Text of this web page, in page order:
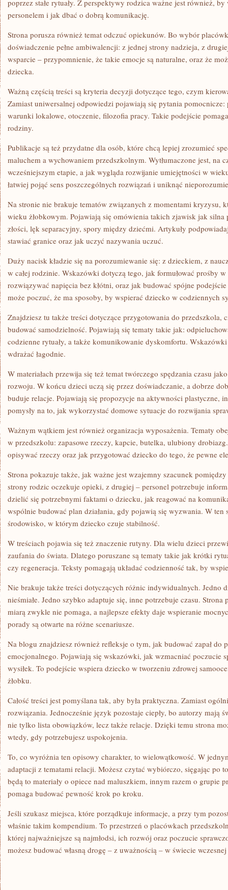
poprzez stałe rytuały. Z perspektywy rodzica ważne jest również,
personelem i jak dbać o dobrą komunikację.
Strona porusza również temat odczuć opiekunów. Bo wybór
doświadczenie pełne ambiwalencji: z jednej strony nadzieja, z
wsparcie – przypomnienie, że takie emocje są naturalne, oraz że
dziecka.
Ważną częścią treści są kryteria decyzji dotyczące tego, czym
Zamiast uniwersalnej odpowiedzi pojawiają się pytania pomocnicze:
warunki lokalowe, otoczenie, filozofia pracy. Takie podejście
rodziny.
Publikacje są też przydatne dla osób, które chcą lepiej zrozumieć
maluchem a wychowaniem przedszkolnym. Wytłumaczone jest, na
wcześniejszym etapie, a jak wygląda rozwijanie umiejętności w
łatwiej pojąć sens poszczególnych rozwiązań i uniknąć
Na stronie nie brakuje tematów związanych z momentami kryzysu,
wieku żłobkowym. Pojawiają się omówienia takich zjawisk jak
złości, lęk separacyjny, spory między dziećmi. Artykuły
stawiać granice oraz jak uczyć nazywania uczuć.
Duży nacisk kładzie się na porozumiewanie się: z dzieckiem, z
w całej rodzinie. Wskazówki dotyczą tego, jak formułować prośby w
rozwiązywać napięcia bez kłótni, oraz jak budować spójne
może poczuć, że ma sposoby, by wspierać dziecko w codziennych
Znajdziesz tu także treści dotyczące przygotowania do
budować samodzielność. Pojawiają się tematy takie jak:
codzienne rytuały, a także komunikowanie dyskomfortu.
wdrażać łagodnie.
W materiałach przewija się też temat twórczego spędzania czasu
rozwoju. W końcu dzieci uczą się przez doświadczanie, a dobrze
buduje relacje. Pojawiają się propozycje na aktywności plastyczne,
pomysły na to, jak wykorzystać domowe sytuacje do rozwijania
Ważnym wątkiem jest również organizacja wyposażenia. Tematy
w przedszkolu: zapasowe rzeczy, kapcie, butelka, ulubiony
opisywać rzeczy oraz jak przygotować dziecko do tego, że pewne
Strona pokazuje także, jak ważne jest wzajemny szacunek
strony rodzic oczekuje opieki, z drugiej – personel potrzebuje
dzielić się potrzebnymi faktami o dziecku, jak reagować na
wspólnie budować plan działania, gdy pojawią się wyzwania. W ten
środowisko, w którym dziecko czuje stabilność.
W treściach pojawia się też znaczenie rutyny. Dla wielu dzieci
zaufania do świata. Dlatego poruszane są tematy takie jak krótki
czy regeneracja. Teksty pomagają układać codzienność tak, by
Nie brakuje także treści dotyczących różnic indywidualnych. Jedno
nieśmiałe. Jedno szybko adaptuje się, inne potrzebuje czasu. Strona
miarą zwykle nie pomaga, a najlepsze efekty daje wspieranie
porady są otwarte na różne scenariusze.
Na blogu znajdziesz również refleksje o tym, jak budować zapał do
emocjonalnego. Pojawiają się wskazówki, jak wzmacniać poczucie
wysiłek. To podejście wspiera dziecko w tworzeniu zdrowej
żłobku.
Całość treści jest pomyślana tak, aby była praktyczna. Zamiast
rozwiązania. Jednocześnie język pozostaje ciepły, bo autorzy mają
nie tylko lista obowiązków, lecz także relacje. Dzięki temu strona
wtedy, gdy potrzebujesz uspokojenia.
To, co wyróżnia ten opisowy charakter, to wielowątkowość. W
adaptacji z tematami relacji. Możesz czytać wybiórczo, sięgając po
będą to materiały o opiece nad maluszkiem, innym razem o grupie
pomaga budować pewność krok po kroku.
Jeśli szukasz miejsca, które porządkuje informacje, a przy tym
właśnie takim kompendium. To przestrzeń o placówkach
której najważniejsze są najmłodsi, ich rozwój oraz poczucie
możesz budować własną drogę – z uważnością – w świecie